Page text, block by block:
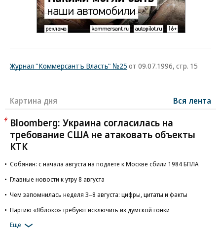
Журнал "Коммерсантъ Власть" №25 от 09.07.1996, стр. 15
Картина дня Вся лента
Bloomberg: Украина согласилась на
требование США не атаковать объекты
КТК
Собянин: с начала августа на подлете к Москве сбили 1984 БПЛА
Главные новости к утру 8 августа
Чем запомнилась неделя 3–8 августа: цифры, цитаты и факты
Партию «Яблоко» требуют исключить из думской гонки
Еще